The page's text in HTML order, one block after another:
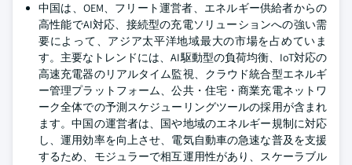
中国は、OEM、フリート運営者、エネルギー供給者からの
高性能でAI対応、接続型の充電ソリューションへの強い需
要によって、アジア太平洋地域最大の市場を占めていま
す。主要なトレンドには、AI駆動型の負荷均衡、IoT対応の
高速充電器のリアルタイム監視、クラウド統合型エネルギ
ー管理プラットフォーム、公共・住宅・商業充電ネットワ
ーク全体での予測スケジューリングツールの採用が含まれ
ます。中国の運営者は、国や地域のエネルギー規制に対応
し、運用効率を向上させ、電気自動車の急速な普及を支援
するため、モジュラーで相互運用性があり、スケーラブル